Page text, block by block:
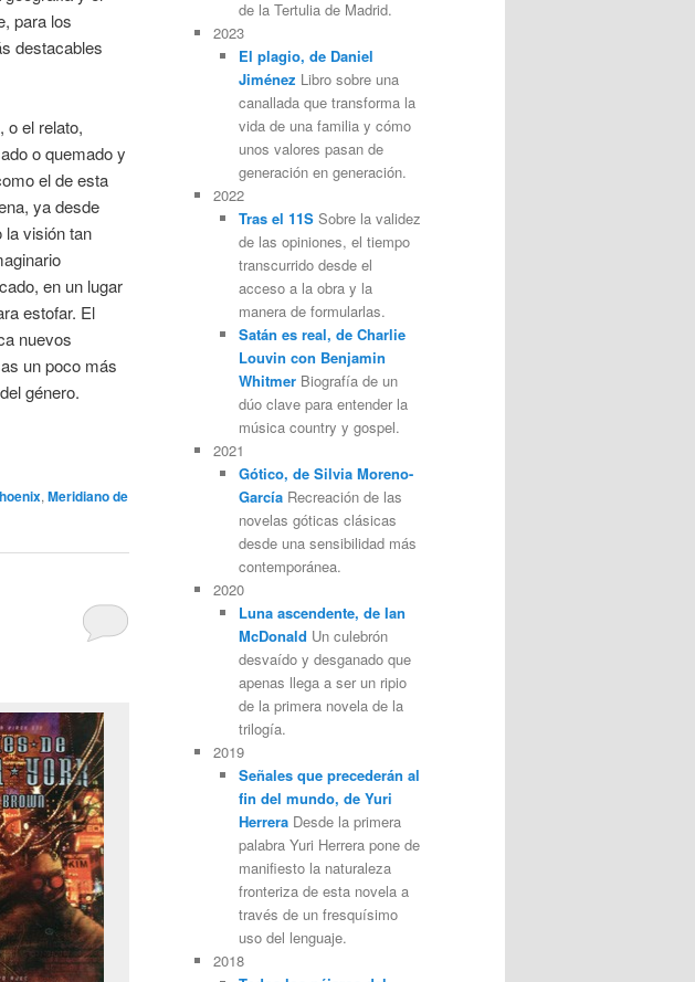
para los
destacables
o el relato,
o quemado y
el de esta
ya desde
la visión tan
en un lugar
estofar. El
nuevos
un poco más
género.
, Meridiano de
de la Tertulia de Madrid.
2023
El plagio, de Daniel
Jiménez Libro sobre una
canallada que transforma la
vida de una familia y cómo
unos valores pasan de
generación en generación.
2022
Tras el 11SSobre la validez
de las opiniones, el tiempo
transcurrido desde el
acceso a la obra y la
manera de formularlas.
Satán es real, de Charlie
Louvin con Benjamin
WhitmerBiografía de un
dúo clave para entender la
música country y gospel.
2021
Gótico, de Silvia Moreno-
GarcíaRecreación de las
novelas góticas clásicas
desde una sensibilidad más
contemporánea.
2020
Luna ascendente, de Ian
McDonald Un culebrón
desvaído y desganado que
apenas llega a ser un ripio
de la primera novela de la
trilogía.
2019
Señales que precederán al
fin del mundo, de Yuri
HerreraDesde la primera
palabra Yuri Herrera pone de
manifiesto la naturaleza
fronteriza de esta novela a
través de un fresquísimo
uso del lenguaje.
2018